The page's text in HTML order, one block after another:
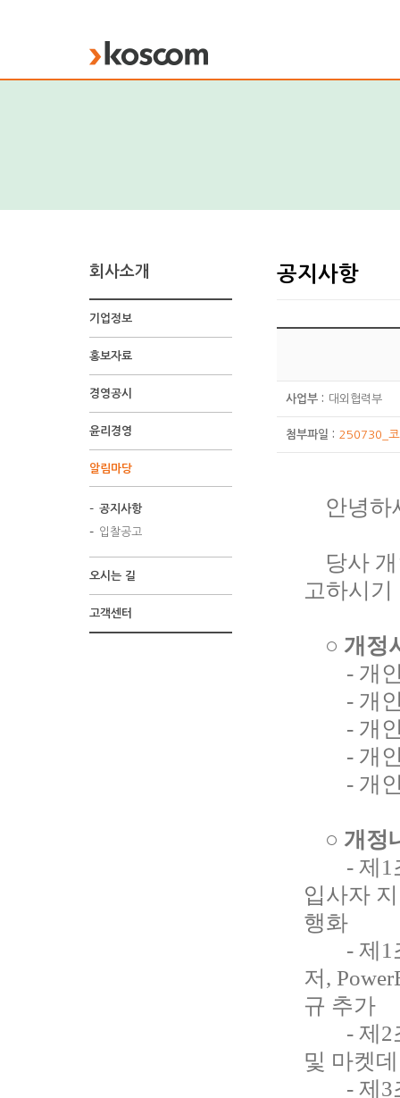
KOSCOM
회사소개
기업정보
홍보자료
경영공시
윤리경영
알림마당
공지사항
입찰공고
오시는 길
고객센터
공지사항
사업부 : 대외협력부
첨부파일 : 250730_코
안녕하
당사 개
고하시
○ 개정
- 개인
- 개인
- 개인
- 개인
- 개인
○ 개정
- 제1조
입사자
행화
- 제1조
저,
규 추가
- 제2조
및 마켓
- 제3조